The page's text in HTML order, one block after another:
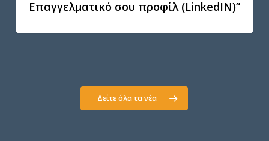
Επαγγελματικό σου προφίλ (LinkedIN)”
Δείτε όλα τα νέα